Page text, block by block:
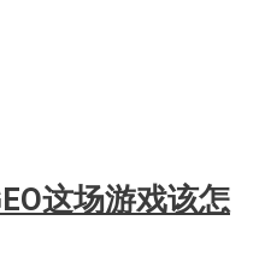
这场游戏该怎